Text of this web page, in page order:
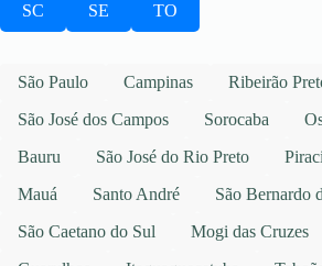
SC SE TO
São Paulo Campinas Ribeirão
São José dos Campos
Sorocaba
Bauru
São José do Rio Preto
Mauá
Santo André
São Bernardo
São Caetano do Sul
Mogi das Cruzes